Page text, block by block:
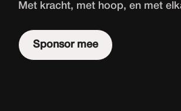
Met kracht, met hoop, en met
Sponsor mee